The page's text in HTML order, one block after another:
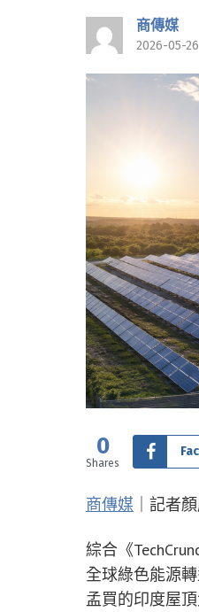
商傳媒
2026-05-26
0
Shares
商傳媒 ｜記者
綜合《
全球綠色能源
孟買的印度屋